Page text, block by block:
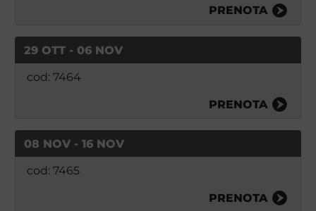
PRENOTA
29 OTT - 06 NOV
cod: 7464
PRENOTA
08 NOV - 16 NOV
cod: 7465
PRENOTA